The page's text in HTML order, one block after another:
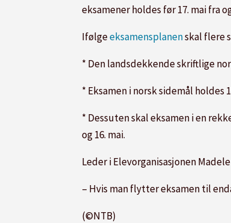
eksamener holdes før 17. mai fra
Ifølgeeksamensplanenskal flere
* Den landsdekkende skriftlige
* Eksamen i norsk sidemål holdes
* Dessuten skal eksamen i en
og 16. mai.
Leder i Elevorganisasjonen
– Hvis man flytter eksamen til
(©NTB)